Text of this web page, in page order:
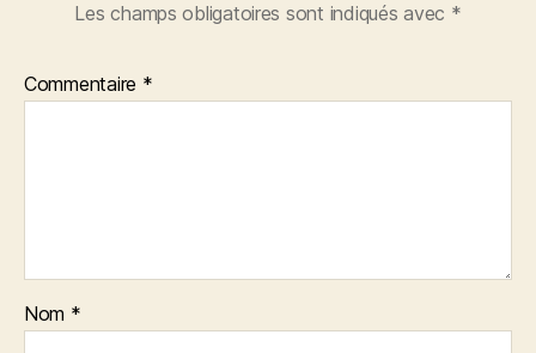
Les champs obligatoires sont indiqués avec *
Commentaire *
Nom *